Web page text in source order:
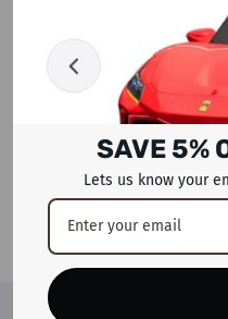
ADD
للأطفال بارتفاع
SAVE 5%
Lets us know your